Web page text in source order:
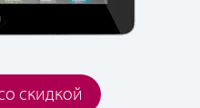
скидкой